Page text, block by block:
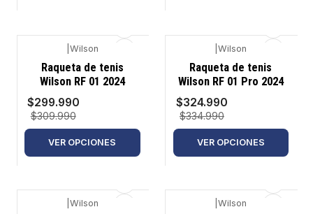
-3%
Wilson
Raqueta de tenis
Wilson RF 01 2024
$299.990
$309.990
VER OPCIONES
-3%
|Wilson
Raqueta de tenis
Wilson RF 01 Pro 2024
$324.990
$334.990
VER OPCIONES
Wilson |Wilson